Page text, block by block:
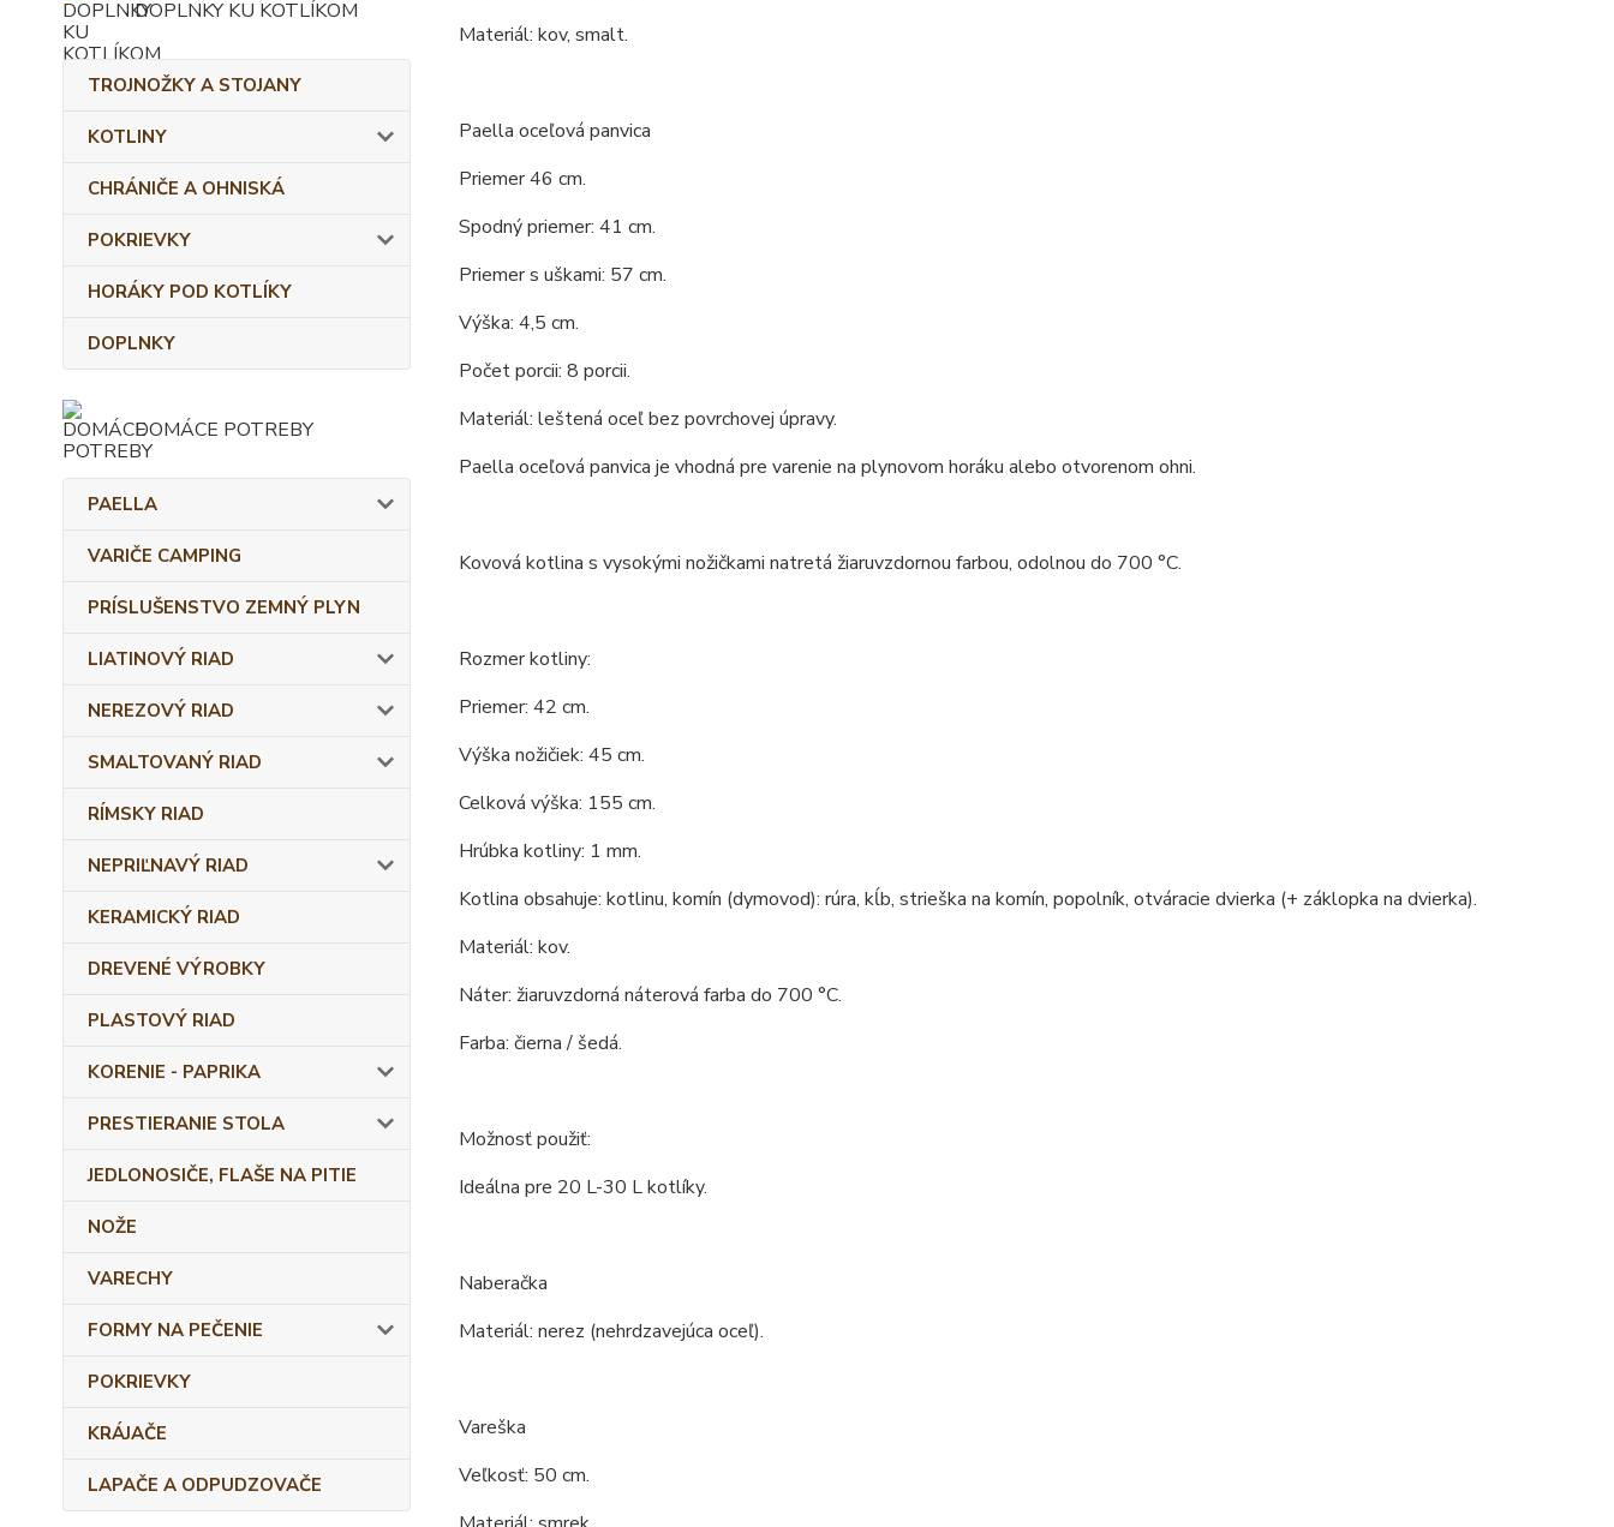
DOPLNKY KU KOTLÍKOM
TROJNOŽKY A STOJANY
KOTLINY
CHRÁNIČE A OHNISKÁ
POKRIEVKY
HORÁKY POD KOTLÍKY
DOPLNKY
DOMÁCE POTREBY
PAELLA
VARIČE CAMPING
PRÍSLUŠENSTVO ZEMNÝ PLYN
LIATINOVÝ RIAD
NEREZOVÝ RIAD
SMALTOVANÝ RIAD
RÍMSKY RIAD
NEPRIĽNAVÝ RIAD
KERAMICKÝ RIAD
DREVENÉ VÝROBKY
PLASTOVÝ RIAD
KORENIE - PAPRIKA
PRESTIERANIE STOLA
JEDLONOSIČE, FLAŠE NA PITIE
NOŽE
VARECHY
FORMY NA PEČENIE
POKRIEVKY
KRÁJAČE
LAPAČE A ODPUDZOVAČE
Materiál: kov, smalt.
Paella oceľová panvica
Priemer 46 cm.
Spodný priemer: 41 cm.
Priemer s uškami: 57 cm.
Výška: 4,5 cm.
Počet porcii: 8 porcii.
Materiál: leštená oceľ bez povrchovej úpravy.
Paella oceľová panvica je vhodná pre varenie na plynovom horáku alebo otvorenom ohni.
Kovová kotlina s vysokými nožičkami natretá žiaruvzdornou farbou, odolnou do 700 °C.
Rozmer kotliny:
Priemer: 42 cm.
Výška nožičiek: 45 cm.
Celková výška: 155 cm.
Hrúbka kotliny: 1 mm.
Kotlina obsahuje: kotlinu, komín (dymovod): rúra, kĺb, strieška na komín, popolník, otváracie dvierka (+ záklopka na dvierka).
Materiál: kov.
Náter: žiaruvzdorná náterová farba do 700 °C.
Farba: čierna / šedá.
Možnosť použiť:
Ideálna pre 20 L-30 L kotlíky.
Naberačka
Materiál: nerez (nehrdzavejúca oceľ).
Vareška
Veľkosť: 50 cm.